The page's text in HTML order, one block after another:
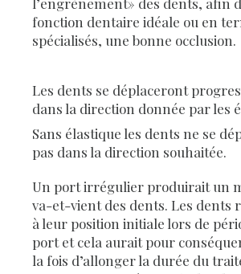
fonction dentaire idéale ou en
spécialisés, une bonne occlusion.
Les dents se déplaceront
dans la direction donnée par les
Sans élastique les dents ne se
pas dans la direction souhaitée.
Un port irrégulier produirait un
va-et-vient des dents. Les dents
à leur position initiale lors de
port et cela aurait pour
la fois d’allonger la durée du